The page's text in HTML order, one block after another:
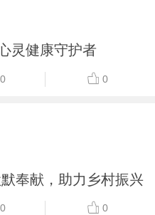
灵健康守护者
0 0
奉献，助力乡村振兴
0 0